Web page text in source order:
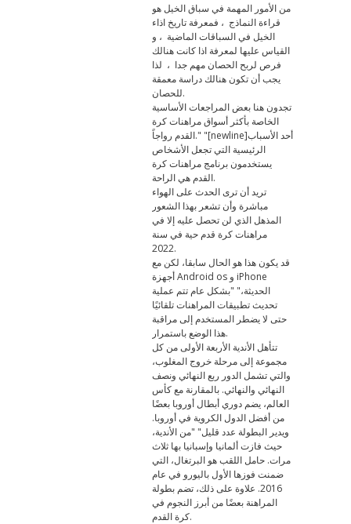
من الأمور المهمة في سباق الخيل هو
قراءة النماذج ، فمعرفة تاريخ اذاء
الخيل في السباقات الماضية ، و
القياس عليها لمعرفة اذا كانت هنالك
فرص لربح الحصان مهم جدا ، لذا
يجب أن تكون هنالك دراسة معمقة
للحصان.
تجدون هنا بعض المراجعات الأساسية
الخاصة بأكثر أسواق مراهنات كرة
القدم رواجاً." "[newline]أحد الأسباب
الرئيسية التي تجعل الأشخاص
يستخدمون برنامج مراهنات كرة
القدم هي الراحة.
تريد أن ترى الحدث على الهواء
مباشرة وأن تشعر بهذا الشعور
المذهل الذي لن تحصل عليه إلا في
مراهنات كرة قدم حية في سنة
2022.
قد يكون هذا هو الحال سابقا، لكن مع
أجهزة Android os و iPhone
الحديثة،" "بشكل عام تتم عملية
تحديث تطبيقات المراهنات تلقائيًا
حتى لا يضطر المستخدم إلى مراقبة
هذا الوضع باستمرار.
تتأهل الأندية الأربعة الأولى من كل
مجموعة إلى مرحلة خروج المغلوب،
والتي تشمل الدور ربع النهائي ونصف
النهائي والنهائي. بالمقارنة مع كأس
العالم، يضم دوري أبطال أوروبا بعضًا
من أفضل الدول الكروية في أوروبا.
ويدير البطولة عدد قليل" "من الأندية،
حيث فازت ألمانيا وإسبانيا بها ثلاث
مرات. حامل اللقب هو البرتغال، التي
ضمنت فوزها الأول باليورو في عام
2016. علاوة على ذلك، تضم بطولة
المراهنة بعضًا من أبرز النجوم في
كرة القدم.